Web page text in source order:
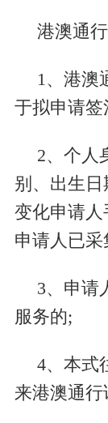
港澳通
1、港澳
于拟申请签
2、个人
别、出生
变化申请人
申请人已
3、申请
服务的;
4、本式
来港澳通行